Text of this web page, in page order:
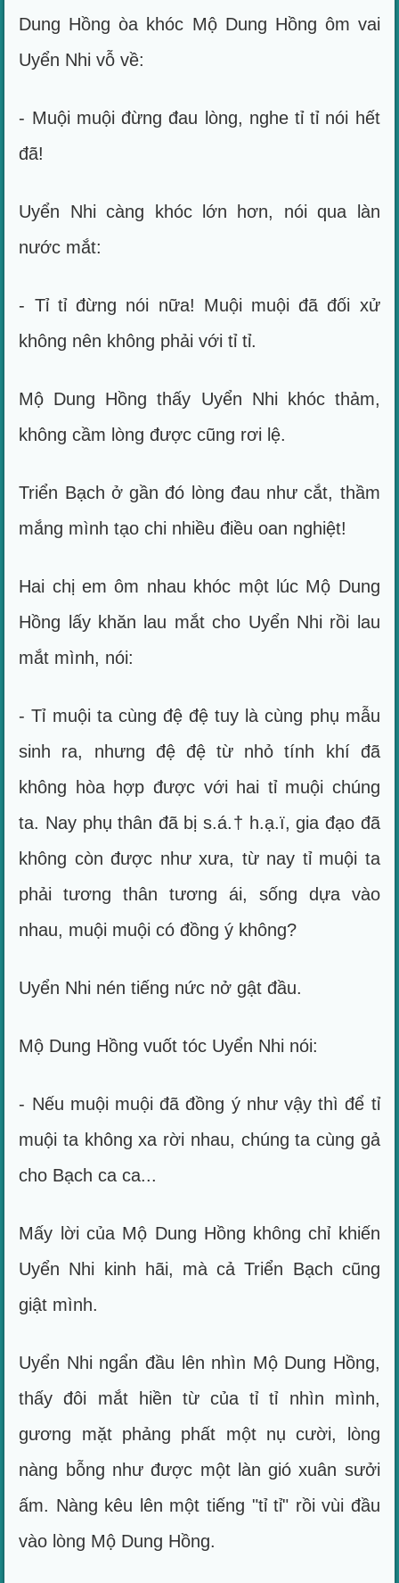
Dung Hồng òa khóc Mộ Dung Hồng ôm vai
Uyển Nhi vỗ về:
- Muội muội đừng đau lòng, nghe tỉ tỉ nói hết
đã!
Uyển Nhi càng khóc lớn hơn, nói qua làn
nước mắt:
- Tỉ tỉ đừng nói nữa! Muội muội đã đối xử
không nên không phải với tỉ tỉ.
Mộ Dung Hồng thấy Uyển Nhi khóc thảm,
không cầm lòng được cũng rơi lệ.
Triển Bạch ở gần đó lòng đau như cắt, thầm
mắng mình tạo chi nhiều điều oan nghiệt!
Hai chị em ôm nhau khóc một lúc Mộ Dung
Hồng lấy khăn lau mắt cho Uyển Nhi rồi lau
mắt mình, nói:
- Tỉ muội ta cùng đệ đệ tuy là cùng phụ mẫu
sinh ra, nhưng đệ đệ từ nhỏ tính khí đã
không hòa hợp được với hai tỉ muội chúng
ta. Nay phụ thân đã bị s.á.† h.ạ.ï, gia đạo đã
không còn được như xưa, từ nay tỉ muội ta
phải tương thân tương ái, sống dựa vào
nhau, muội muội có đồng ý không?
Uyển Nhi nén tiếng nức nở gật đầu.
Mộ Dung Hồng vuốt tóc Uyển Nhi nói:
- Nếu muội muội đã đồng ý như vậy thì để tỉ
muội ta không xa rời nhau, chúng ta cùng gả
cho Bạch ca ca...
Mấy lời của Mộ Dung Hồng không chỉ khiến
Uyển Nhi kinh hãi, mà cả Triển Bạch cũng
giật mình.
Uyển Nhi ngẩn đầu lên nhìn Mộ Dung Hồng,
thấy đôi mắt hiền từ của tỉ tỉ nhìn mình,
gương mặt phảng phất một nụ cười, lòng
nàng bỗng như được một làn gió xuân sưởi
ấm. Nàng kêu lên một tiếng "tỉ tỉ" rồi vùi đầu
vào lòng Mộ Dung Hồng.